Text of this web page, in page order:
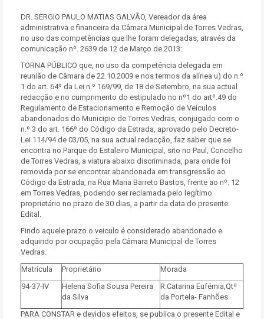
DR. SERGIO PAULO MATIAS GALVÃO, Vereador da área
administrativa e financeira da Câmara Municipal de Torres Vedras,
no uso das competências que lhe foram delegadas, através da
comunicação nº. 2639 de 12 de Março de 2013:
TORNA PÚBLICO que, no uso da competência delegada em
reunião de Câmara de 22.10.2009 e nos termos da alínea u) do n.º
1 do art. 64º da Lei n.º 169/99, de 18 de Setembro, na sua actual
redacção e no cumprimento do estipulado no nº1 do artº.49 do
Regulamento de Estacionamento e Remoção de Veículos
abandonados do Municipio de Torres Vedras, conjugado com o
n.º 3 do art. 166º do Código da Estrada, aprovado pelo Decreto-
Lei 114/94 de 03/05, na sua actual redacção, faz saber que se
encontra no Parque do Estaleiro Municipal, sito no Paul, Concelho
de Torres Vedras, a viatura abaixo discriminada, para onde foi
removida por se encontrar abandonada em transgressão ao
Código da Estrada, na Rua Maria Barreto Bastos, frente ao nº. 12
em Torres Vedras, podendo ser reclamada pelo legítimo
proprietário no prazo de 30 dias, a partir da data do presente
Edital.
Findo aquele prazo o veiculo é considerado abandonado e
adquirido por ocupação pela Câmara Municipal de Torres
Vedras.
Matrícula
Proprietário
Morada
94-37-IV
Helena Sofia Sousa Pereira
da Silva
R.Catarina Eufémia,Qtª
da Portela- Fanhões
PARA CONSTAR e devidos efeitos, se publica o presente Edital e